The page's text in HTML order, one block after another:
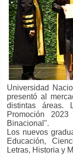
Universidad
presentó al
distintas áreas.
Promoción
Binacional".
Los nuevos
Educación,
Letras, Historia y